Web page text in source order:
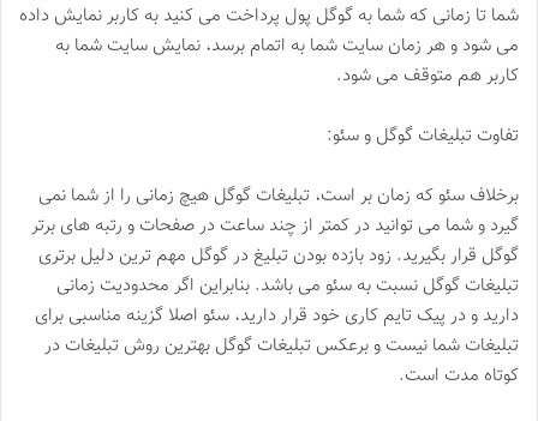
شما تا زمانی که شما به گوگل پول پرداخت می کنید به کاربر نمایش داده
می شود و هر زمان سایت شما به اتمام برسد، نمایش سایت شما به
کاربر هم متوقف می شود.
تفاوت تبلیغات گوگل و سئو:
برخلاف سئو که زمان بر است، تبلیغات گوگل هیچ زمانی را از شما نمی
گیرد و شما می توانید در کمتر از چند ساعت در صفحات و رتبه های برتر
گوگل قرار بگیرید. زود بازده بودن تبلیغ در گوگل مهم ترین دلیل برتری
تبلیغات گوگل نسبت به سئو می باشد. بنابراین اگر محدودیت زمانی
دارید و در پیک تایم کاری خود قرار دارید، سئو اصلا گزینه مناسبی برای
تبلیغات شما نیست و برعکس تبلیغات گوگل بهترین روش تبلیغات در
کوتاه مدت است.